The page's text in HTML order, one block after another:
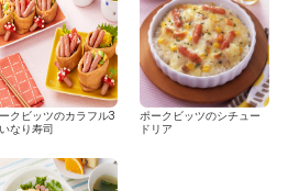
クビッツのカラフル3
なり寿司
ポークビッツのシチュー
ドリア